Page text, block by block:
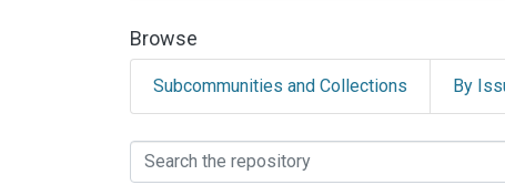
Browse
Subcommunities and Collections By
Browsing Programa